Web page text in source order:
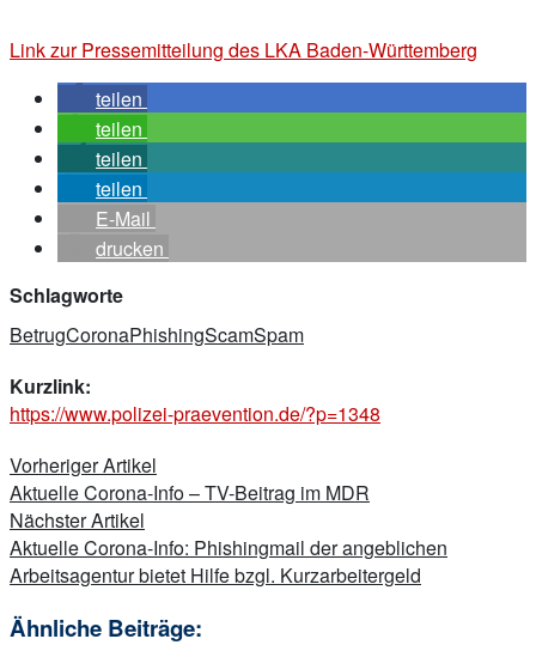
Link zur Pressemitteilung des LKA Baden-Württemberg
teilen
teilen
teilen
teilen
E-Mail
drucken
Schlagworte
BetrugCoronaPhishingScamSpam
Kurzlink:
https://www.polizei-praevention.de/?p=1348
Beitragsnavigation
Vorheriger Artikel
Aktuelle Corona-Info – TV-Beitrag im MDR
Nächster Artikel
Aktuelle Corona-Info: Phishingmail der angeblichen
Arbeitsagentur bietet Hilfe bzgl. Kurzarbeitergeld
Ähnliche Beiträge: